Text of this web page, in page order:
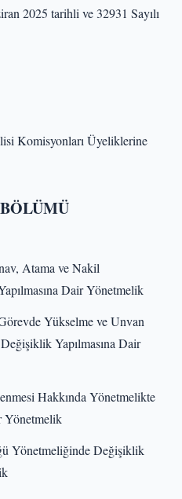
2025 tarihli ve 32931 Sayılı
Komisyonları Üyeliklerine
Atama ve Nakil
Dair Yönetmelik
Yükselme ve Unvan
Yapılmasına Dair
Hakkında Yönetmelikte
Yönetmelik
Yönetmeliğinde Değişiklik